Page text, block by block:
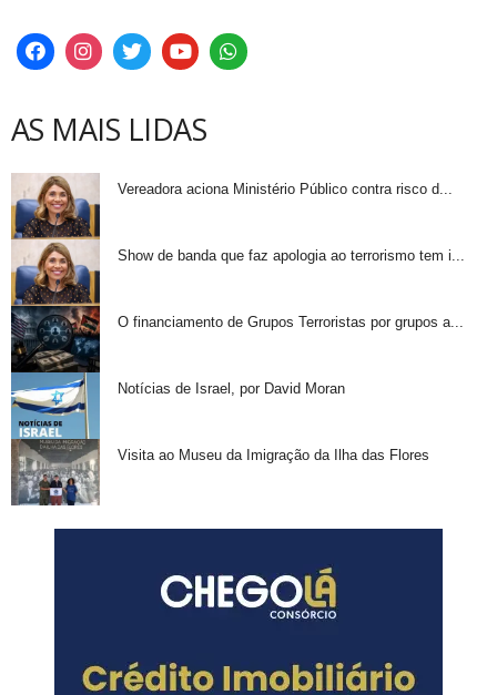
AS MAIS LIDAS
Vereadora aciona Ministério Público contra risco d...
Show de banda que faz apologia ao terrorismo tem i...
O financiamento de Grupos Terroristas por grupos a...
Notícias de Israel, por David Moran
Visita ao Museu da Imigração da Ilha das Flores